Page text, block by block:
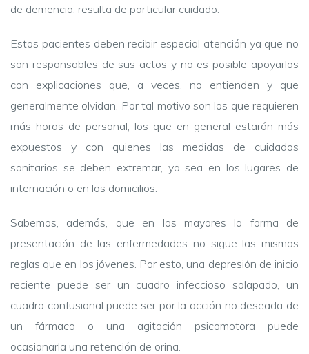
de demencia, resulta de particular cuidado.
Estos pacientes deben recibir especial atención ya que no
son responsables de sus actos y no es posible apoyarlos
con explicaciones que, a veces, no entienden y que
generalmente olvidan. Por tal motivo son los que requieren
más horas de personal, los que en general estarán más
expuestos y con quienes las medidas de cuidados
sanitarios se deben extremar, ya sea en los lugares de
internación o en los domicilios.
Sabemos, además, que en los mayores la forma de
presentación de las enfermedades no sigue las mismas
reglas que en los jóvenes. Por esto, una depresión de inicio
reciente puede ser un cuadro infeccioso solapado, un
cuadro confusional puede ser por la acción no deseada de
un fármaco o una agitación psicomotora puede
ocasionarla una retención de orina.